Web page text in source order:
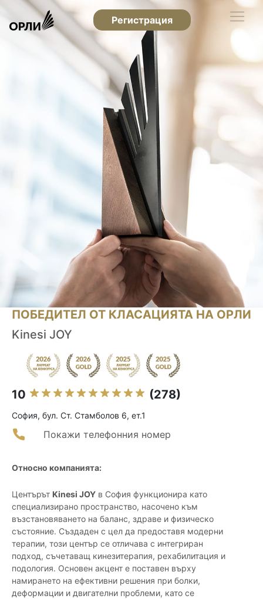
Регистрация
ПОБЕДИТЕЛ ОТ КЛАСАЦИЯТА НА ОРЛИ
Kinesi JOY
10 (278)
София, бул. Ст. Стамболов 6, ет.1
Покажи телефонния номер
Относно компанията:
Центърът Kinesi JOY в София функционира като
специализирано пространство, насочено към
възстановяването на баланс, здраве и физическо
състояние. Създаден с цел да предоставя модерни
терапии, този център се отличава с интегриран
подход, съчетаващ кинезитерапия, рехабилитация и
подология. Основен акцент е поставен върху
намирането на ефективни решения при болки,
деформации и двигателни проблеми, като се